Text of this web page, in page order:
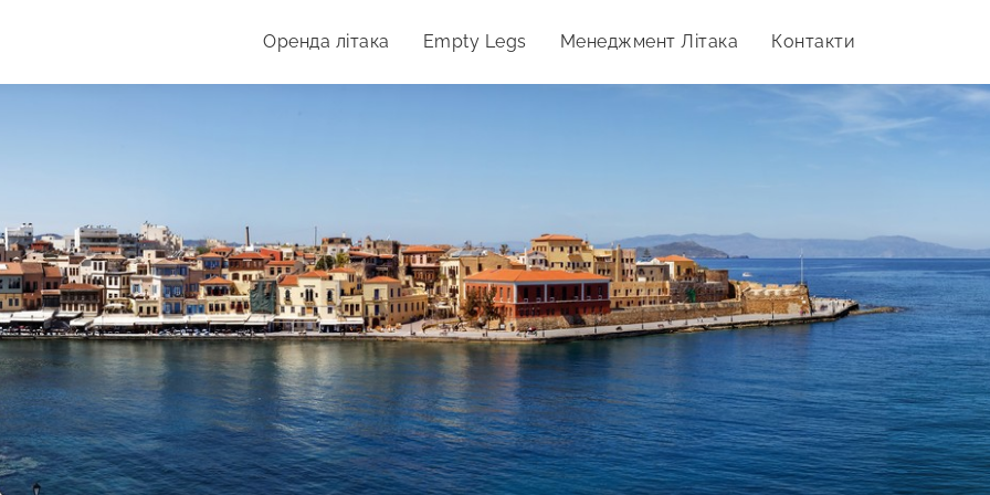
Оренда літака Empty Legs Менеджмент Літака Контакти